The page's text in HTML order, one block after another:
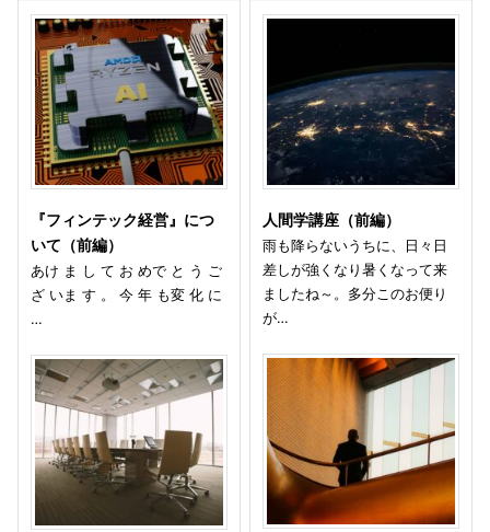
『フィンテック経営』につ
いて（前編）
あけ ま し て お めで と う ご
ざ いま す 。 今 年 も変 化 に
…
人間学講座（前編）
雨も降らないうちに、日々日
差しが強くなり暑くなって来
ましたね～。多分このお便り
が…